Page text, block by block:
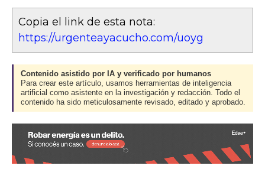
Copia el link de esta nota:
https://urgenteayacucho.com/uoyg
Contenido asistido por IA y verificado por humanos
Para crear este artículo, usamos herramientas de inteligencia
artificial como asistente en la investigación y redacción. Todo el
contenido ha sido meticulosamente revisado, editado y aprobado.